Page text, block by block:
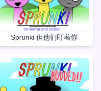
Sprunki 但他们盯着你